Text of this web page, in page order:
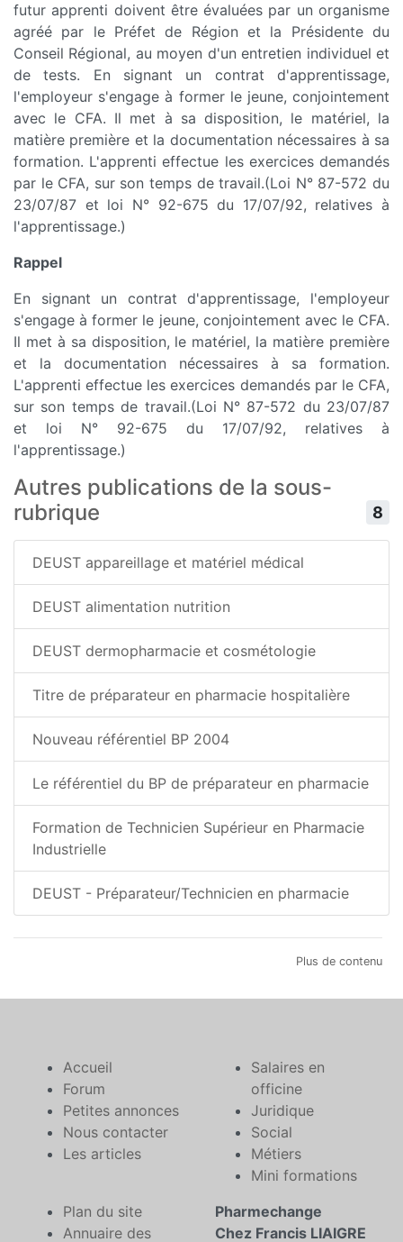
futur apprenti doivent être évaluées par un organisme
agréé par le Préfet de Région et la Présidente du
Conseil Régional, au moyen d'un entretien individuel et
de tests. En signant un contrat d'apprentissage,
l'employeur s'engage à former le jeune, conjointement
avec le CFA. Il met à sa disposition, le matériel, la
matière première et la documentation nécessaires à sa
formation. L'apprenti effectue les exercices demandés
par le CFA, sur son temps de travail.(Loi N° 87-572 du
23/07/87 et loi N° 92-675 du 17/07/92, relatives à
l'apprentissage.)
Rappel
En signant un contrat d'apprentissage, l'employeur
s'engage à former le jeune, conjointement avec le CFA.
Il met à sa disposition, le matériel, la matière première
et la documentation nécessaires à sa formation.
L'apprenti effectue les exercices demandés par le CFA,
sur son temps de travail.(Loi N° 87-572 du 23/07/87
et loi N° 92-675 du 17/07/92, relatives à
l'apprentissage.)
Autres publications de la sous-
rubrique
8
DEUST appareillage et matériel médical
DEUST alimentation nutrition
DEUST dermopharmacie et cosmétologie
Titre de préparateur en pharmacie hospitalière
Nouveau référentiel BP 2004
Le référentiel du BP de préparateur en pharmacie
Formation de Technicien Supérieur en Pharmacie
Industrielle
DEUST - Préparateur/Technicien en pharmacie
Plus de contenu
Accueil
Forum
Petites annonces
Nous contacter
Les articles
Salaires en
officine
Juridique
Social
Métiers
Mini formations
Plan du site
Annuaire des
Pharmechange
Chez Francis LIAIGRE